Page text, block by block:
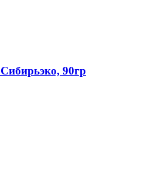
90гр